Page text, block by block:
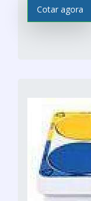
Cotar agora